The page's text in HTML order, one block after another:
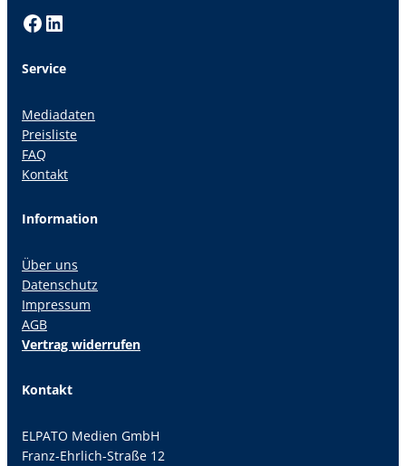
Facebook LinkedIn
Service
Mediadaten
Preisliste
FAQ
Kontakt
Information
Über uns
Datenschutz
Impressum
AGB
Vertrag widerrufen
Kontakt
ELPATO Medien GmbH
Franz-Ehrlich-Straße 12